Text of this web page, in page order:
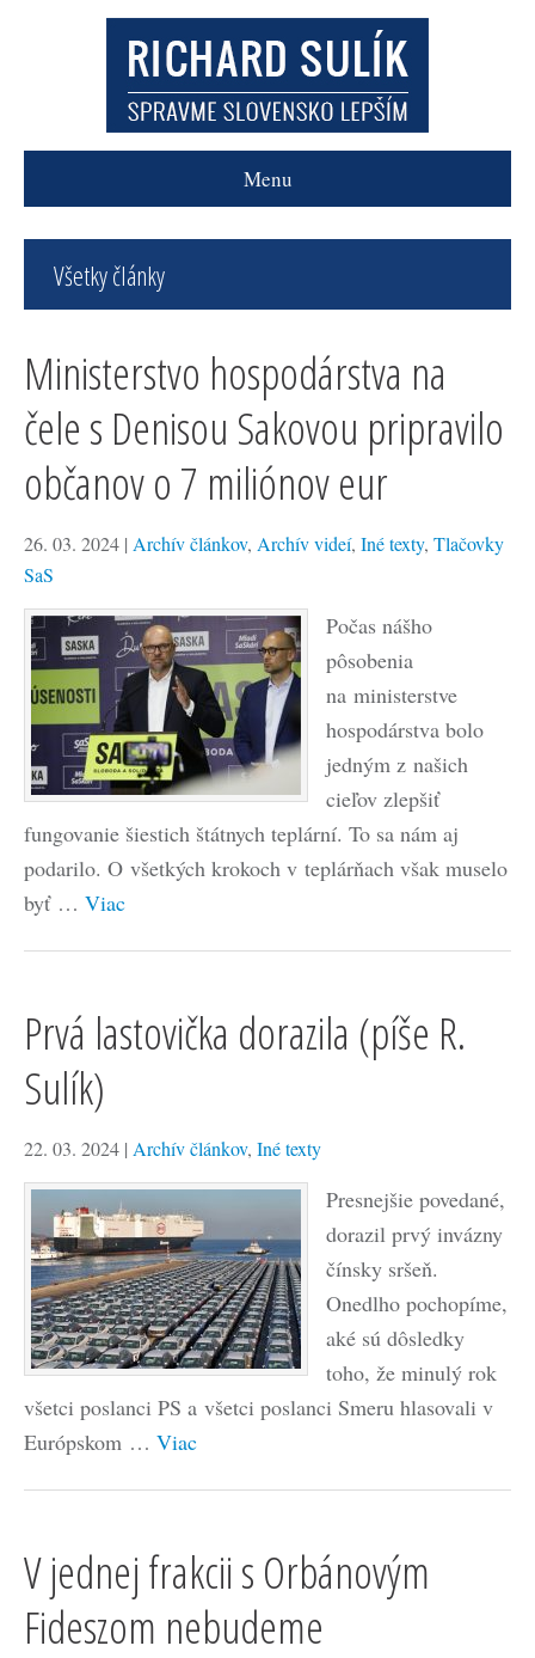
Menu
Všetky články
Ministerstvo hospodárstva na
čele s Denisou Sakovou pripravilo
občanov o 7 miliónov eur
26. 03. 2024 | Archív článkov, Archív videí, Iné texty, Tlačovky
SaS
Počas nášho
pôsobenia
na ministerstve
hospodárstva bolo
jedným z našich
cieľov zlepšiť
fungovanie šiestich štátnych teplární. To sa nám aj
podarilo. O všetkých krokoch v teplárňach však muselo
byť … Viac
Prvá lastovička dorazila (píše R.
Sulík)
22. 03. 2024 | Archív článkov, Iné texty
Presnejšie povedané,
dorazil prvý invázny
čínsky sršeň.
Onedlho pochopíme,
aké sú dôsledky
toho, že minulý rok
všetci poslanci PS a všetci poslanci Smeru hlasovali v
Európskom … Viac
V jednej frakcii s Orbánovým
Fideszom nebudeme